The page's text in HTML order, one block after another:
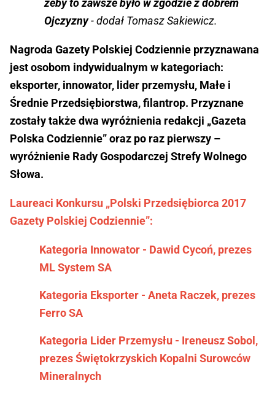
żeby to zawsze było w zgodzie z dobrem
Ojczyzny- dodał Tomasz Sakiewicz.
Nagroda Gazety Polskiej Codziennie przyznawana
jest osobom indywidualnym w kategoriach:
eksporter, innowator, lider przemysłu, Małe i
Średnie Przedsiębiorstwa, filantrop. Przyznane
zostały także dwa wyróżnienia redakcji „Gazeta
Polska Codziennie” oraz po raz pierwszy –
wyróżnienie Rady Gospodarczej Strefy Wolnego
Słowa.
Laureaci Konkursu „Polski Przedsiębiorca 2017
Gazety Polskiej Codziennie”:
Kategoria Innowator - Dawid Cycoń, prezes
ML System SA
Kategoria Eksporter - Aneta Raczek, prezes
Ferro SA
Kategoria Lider Przemysłu - Ireneusz Sobol,
prezes Świętokrzyskich Kopalni Surowców
Mineralnych